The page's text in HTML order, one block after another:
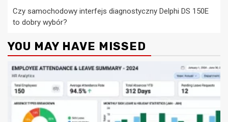
Czy samochodowy interfejs diagnostyczny Delphi DS 150E
to dobry wybór?
YOU MAY HAVE MISSED